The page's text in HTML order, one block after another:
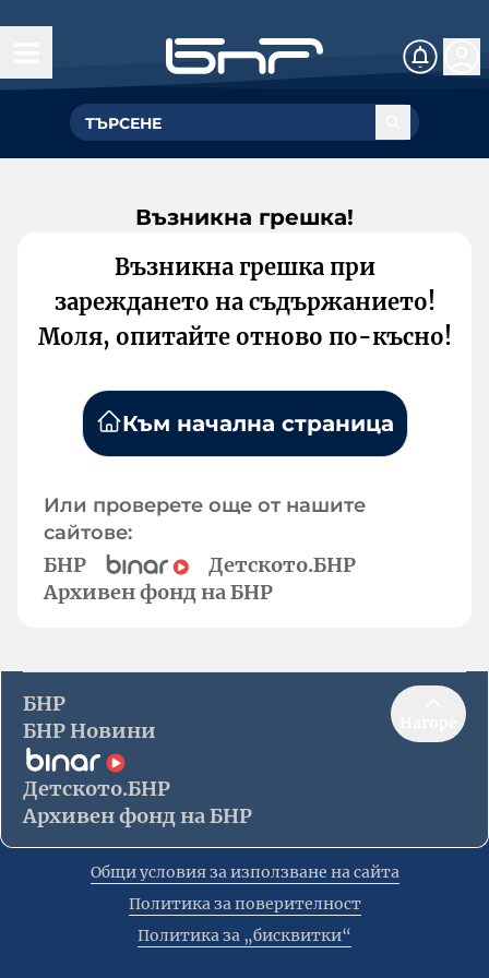
Възникна грешка!
Възникна грешка при
зареждането на съдържанието!
Моля, опитайте отново по-късно!
Към начална страница
Или проверете още от нашите
сайтове:
БНР
Детското.БНР
Архивен фонд на БНР
БНР
БНР Новини
Детското.БНР
Архивен фонд на БНР
Общи условия за използване на сайта
Политика за поверителност
Политика за „бисквитки“